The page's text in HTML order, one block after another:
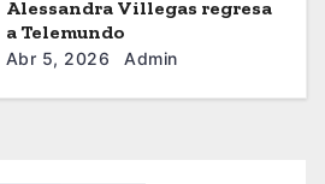
Alessandra Villegas regresa
a Telemundo
Abr 5, 2026 Admin